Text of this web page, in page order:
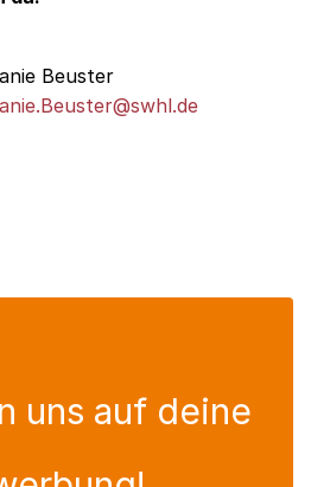
Beuster
uns auf deine